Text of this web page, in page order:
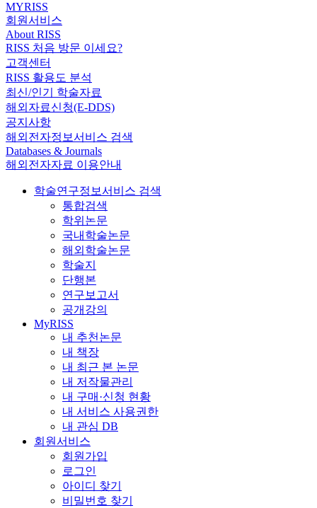
MYRISS
회원서비스
About RISS
RISS 처음 방문 이세요?
고객센터
RISS 활용도 분석
최신/인기 학술자료
해외자료신청(E-DDS)
공지사항
해외전자정보서비스 검색
Databases & Journals
해외전자자료 이용안내
학술연구정보서비스 검색
통합검색
학위논문
국내학술논문
해외학술논문
학술지
단행본
연구보고서
공개강의
MyRISS
내 추천논문
내 책장
내 최근 본 논문
내 저작물관리
내 구매·신청 현황
내 서비스 사용권한
내 관심 DB
회원서비스
회원가입
로그인
아이디 찾기
비밀번호 찾기